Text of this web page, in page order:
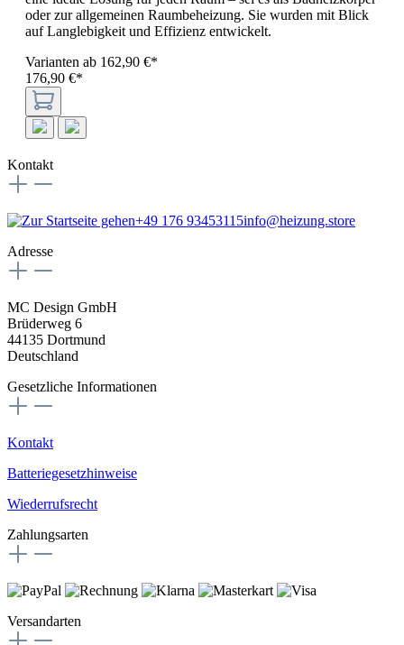
oder zur allgemeinen Raumbeheizung. Sie wurden mit Blick
auf Langlebigkeit und Effizienz entwickelt.
Varianten ab 162,90 €*
176,90 €*
Kontakt
+49 176 93453115info@heizung.store
Adresse
MC Design GmbH
Brüderweg 6
44135 Dortmund
Deutschland
Gesetzliche Informationen
Kontakt
Batteriegesetzhinweise
Wiederrufsrecht
Zahlungsarten
Versandarten